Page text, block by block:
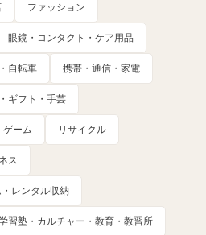
ファッション
眼鏡・コンタクト・ケア用品
自転車 携帯・通信・家電
ギフト・手芸
ゲーム リサイクル
ス
レンタル収納
習塾・カルチャー・教育・教習所